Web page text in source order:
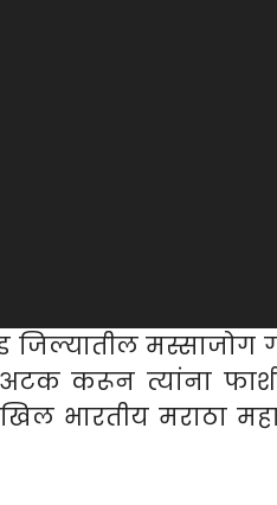
जिल्यातील
करून त्यांना
भारतीय मराठा